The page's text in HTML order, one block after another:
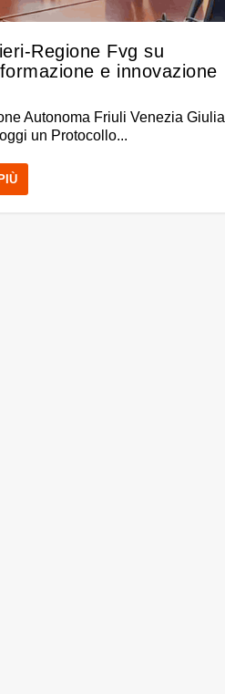
Regione Fvg su
e innovazione
Autonoma Friuli Venezia Giulia
un Protocollo...